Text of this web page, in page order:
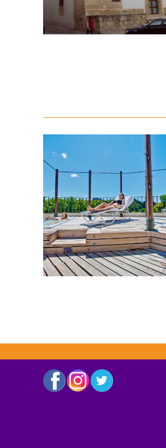
Es hora de cuidarte y
disfrutar, SPA medio
con masaje 20´
SPA DÍA COMPLETO-TERMAS
MONFORTINHO Disfruta un día
completo en las Termas de
Monfortinho, existentes desde la
da civilización romana, debido a la
calidad y pureza de las fuentes de
de Penha Garcia. Realizarás un
termal, ideal para tratar el cuerpo y
cultivar el espíritu y la mente,
nuevas energías a través [...]